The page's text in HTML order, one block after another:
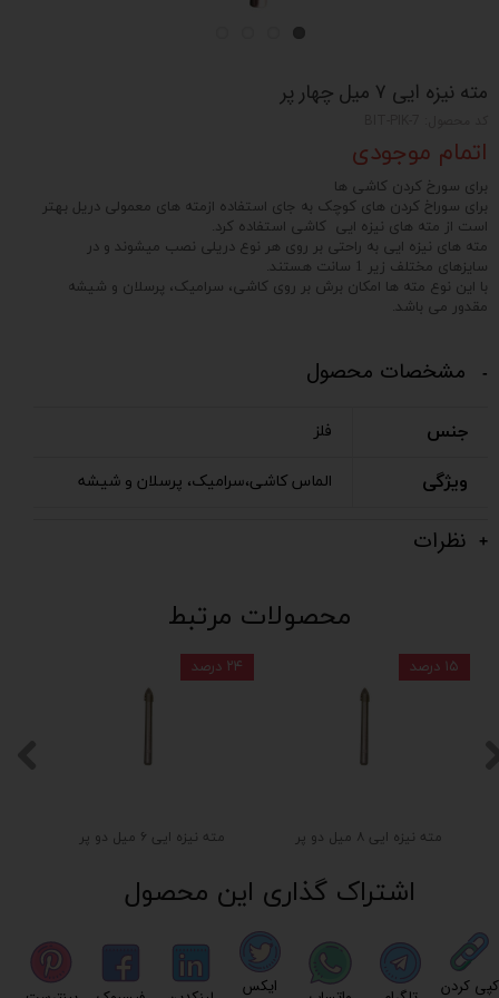
مته نیزه ایی ۷ میل چهار پر
اتمام موجودی
برای سورخ کردن کاشی ها
برای سوراخ کردن های کوچک به جای استفاده ازمته های معمولی دریل بهتر
است از مته های نیزه ایی کاشی استفاده کرد.
مته های نیزه ایی به راحتی بر روی هر نوع دریلی نصب میشوند و در
سایزهای مختلف زیر 1 سانت هستند.
با این نوع مته ها امکان برش بر روی کاشی، سرامیک، پرسلان و شیشه
مقدور می باشد.
مشخصات محصول
جنس فلز
ویژگی الماس کاشی،سرامیک، پرسلان و شیشه
نظرات
مته نیزه ایی ۶ میل دو پر
۲۴ درصد
مته نیزه ایی ۸ میل دو پر
۱۵ درصد
کپی کردن
ایکس
محصولات مرتبط
اشتراک گذاری این محصول